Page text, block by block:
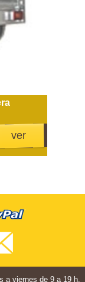
ver
a viernes de 9 a 19 h.